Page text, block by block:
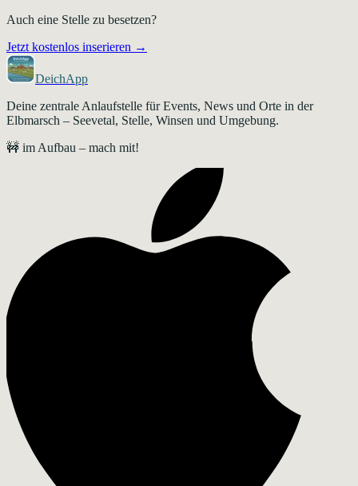
Auch eine Stelle zu besetzen?
Jetzt kostenlos inserieren →
DeichApp
Deine zentrale Anlaufstelle für Events, News und Orte in der
Elbmarsch – Seevetal, Stelle, Winsen und Umgebung.
🚧 im Aufbau – mach mit!